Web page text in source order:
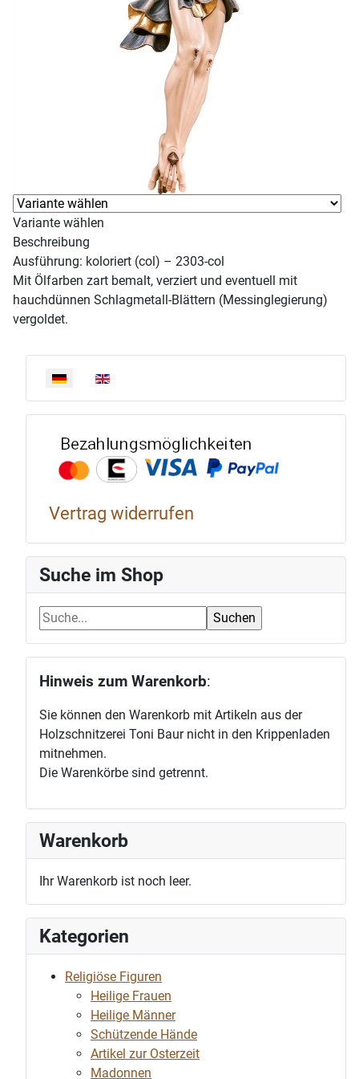
Sprache auswählen
Vertrag widerrufen
Suche im Shop
Hinweis zum Warenkorb:
Sie können den Warenkorb mit Artikeln aus der
Holzschnitzerei Toni Baur nicht in den Krippenladen
mitnehmen.
Die Warenkörbe sind getrennt.
Warenkorb
Ihr Warenkorb ist noch leer.
Kategorien
Religiöse Figuren
Heilige Frauen
Heilige Männer
Schützende Hände
Artikel zur Osterzeit
Madonnen
Variante wählen
Beschreibung
Ausführung: koloriert (col) – 2303-col
Mit Ölfarben zart bemalt, verziert und eventuell mit
hauchdünnen Schlagmetall-Blättern (Messinglegierung)
vergoldet.